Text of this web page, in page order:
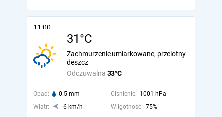
11:00
31°C
Odczuwalna 33°C
Zachmurzenie umiarkowane, przelotny
deszcz
Opad: 0.5 mm Ciśnienie: 1001 hPa
Wiatr:
6 km/h Wilgotność: 75%